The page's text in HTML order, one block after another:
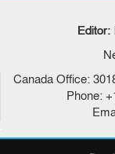
Editor:
Canada Office:
Phone: